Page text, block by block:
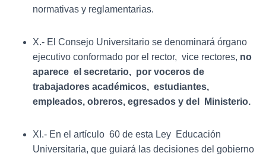
normativas y reglamentarias.
X.- El Consejo Universitario se denominará órgano
ejecutivo conformado por el rector, vice rectores, no
aparece el secretario, por voceros de
trabajadores académicos, estudiantes,
empleados, obreros, egresados y del Ministerio.
XI.- En el artículo 60 de esta Ley Educación
Universitaria, que guiará las decisiones del gobierno